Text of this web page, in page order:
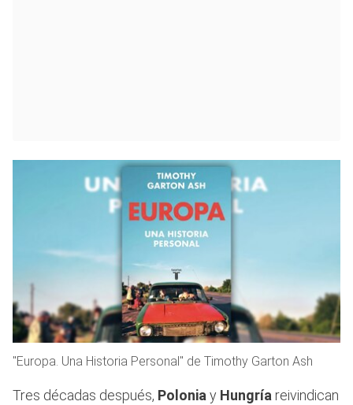
"Europa. Una Historia Personal" de Timothy Garton Ash
Tres décadas después, Poloniay Hungría reivindican